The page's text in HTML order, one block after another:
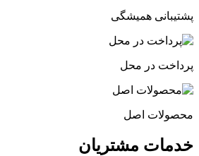
پشتیبانی همیشگی
پرداخت در محل
محصولات اصل
خدمات مشتریان